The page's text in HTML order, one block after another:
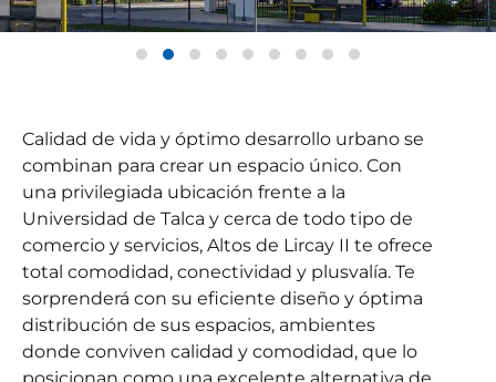
Calidad de vida y óptimo desarrollo urbano se
combinan para crear un espacio único. Con
una privilegiada ubicación frente a la
Universidad de Talca y cerca de todo tipo de
comercio y servicios, Altos de Lircay II te ofrece
total comodidad, conectividad y plusvalía. Te
sorprenderá con su eficiente diseño y óptima
distribución de sus espacios, ambientes
donde conviven calidad y comodidad, que lo